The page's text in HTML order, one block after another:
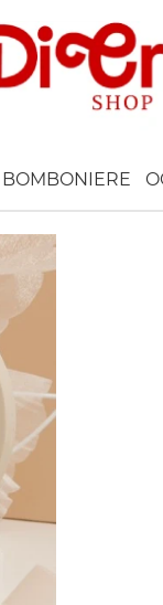
BOMBONIERE